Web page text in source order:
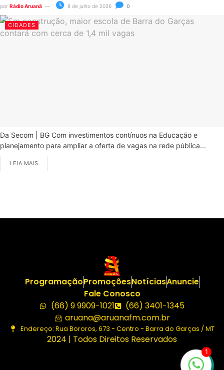
por Rádio Aruanã 8 de julho de 2026 0
CIDADES
Da Secom | BG Com investimentos contínuos na Educação e
planejamento para ampliar a oferta de vagas na rede pública...
LEIA MAIS
ProgramaçãoPromoçõesNotíciasAnuncie
Fale Conosco
(66) 9 9909-1021
(66) 3401-1345
aruana@aruanafm.com.br
Endereço: Rua Bororos, 673 - Centro - Barra do Garças / MT
2024 | Todos Direitos Reservados
1